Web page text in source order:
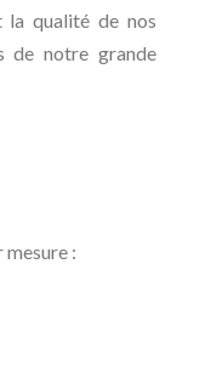
la qualité de nos
de notre grande
mesure :